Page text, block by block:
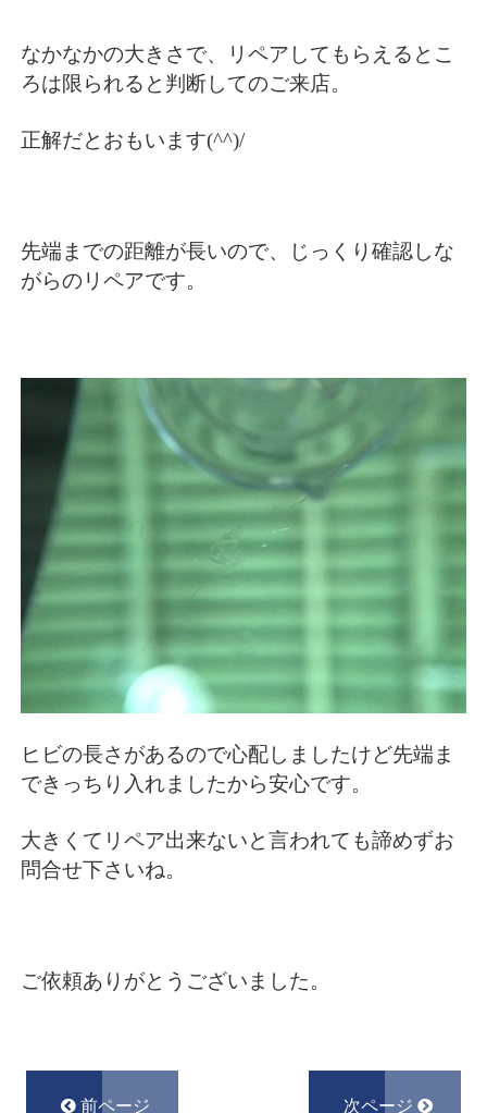
なかなかの大きさで、リペアしてもらえるとこ
ろは限られると判断してのご来店。
正解だとおもいます(^^)/
先端までの距離が長いので、じっくり確認しな
がらのリペアです。
ヒビの長さがあるので心配しましたけど先端ま
できっちり入れましたから安心です。
大きくてリペア出来ないと言われても諦めずお
問合せ下さいね。
ご依頼ありがとうございました。
前ページ 次ページ